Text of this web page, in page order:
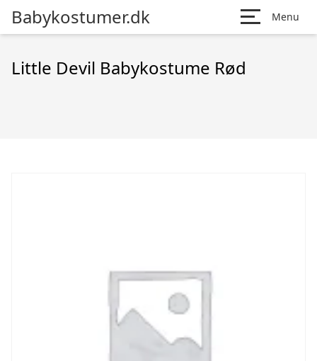
Babykostumer.dk Menu
Little Devil Babykostume Rød